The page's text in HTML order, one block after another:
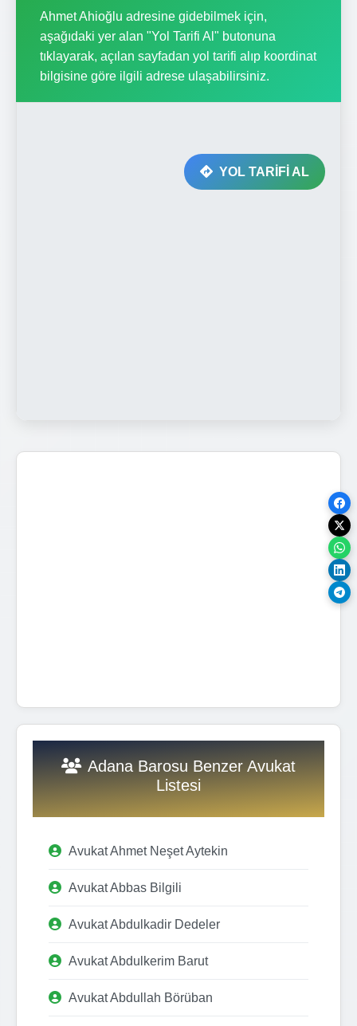
Ahmet Ahioğlu adresine gidebilmek için,
aşağıdaki yer alan "Yol Tarifi Al" butonuna
tıklayarak, açılan sayfadan yol tarifi alıp koordinat
bilgisine göre ilgili adrese ulaşabilirsiniz.
YOL TARİFİ AL
Adana Barosu Benzer Avukat
Listesi
Avukat Ahmet Neşet Aytekin
Avukat Abbas Bilgili
Avukat Abdulkadir Dedeler
Avukat Abdulkerim Barut
Avukat Abdullah Börüban